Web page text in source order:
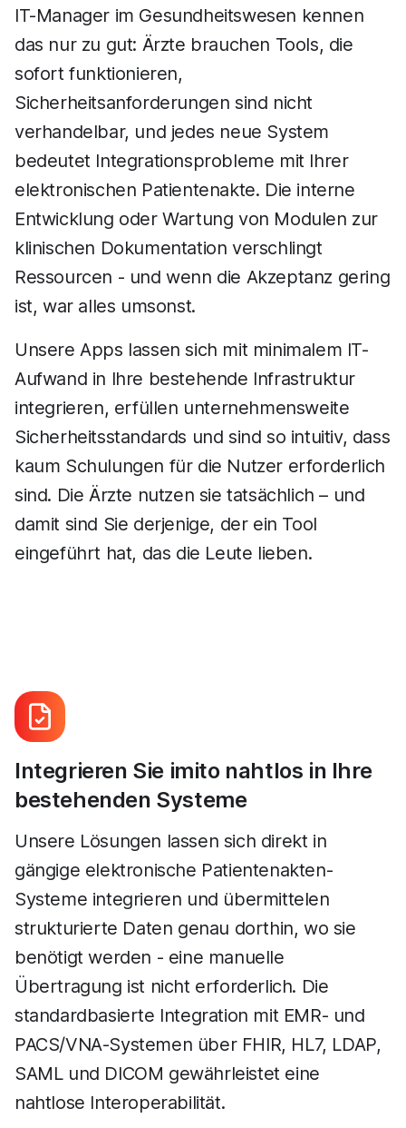
IT-Manager im Gesundheitswesen kennen
das nur zu gut: Ärzte brauchen Tools, die
sofort funktionieren,
Sicherheitsanforderungen sind nicht
verhandelbar, und jedes neue System
bedeutet Integrationsprobleme mit Ihrer
elektronischen Patientenakte. Die interne
Entwicklung oder Wartung von Modulen zur
klinischen Dokumentation verschlingt
Ressourcen - und wenn die Akzeptanz gering
ist, war alles umsonst.
Unsere Apps lassen sich mit minimalem IT-
Aufwand in Ihre bestehende Infrastruktur
integrieren, erfüllen unternehmensweite
Sicherheitsstandards und sind so intuitiv, dass
kaum Schulungen für die Nutzer erforderlich
sind. Die Ärzte nutzen sie tatsächlich – und
damit sind Sie derjenige, der ein Tool
eingeführt hat, das die Leute lieben.
Integrieren Sie imito nahtlos in Ihre
bestehenden Systeme
Unsere Lösungen lassen sich direkt in
gängige elektronische Patientenakten-
Systeme integrieren und übermittelen
strukturierte Daten genau dorthin, wo sie
benötigt werden - eine manuelle
Übertragung ist nicht erforderlich. Die
standardbasierte Integration mit EMR- und
PACS/VNA-Systemen über FHIR, HL7, LDAP,
SAML und DICOM gewährleistet eine
nahtlose Interoperabilität.